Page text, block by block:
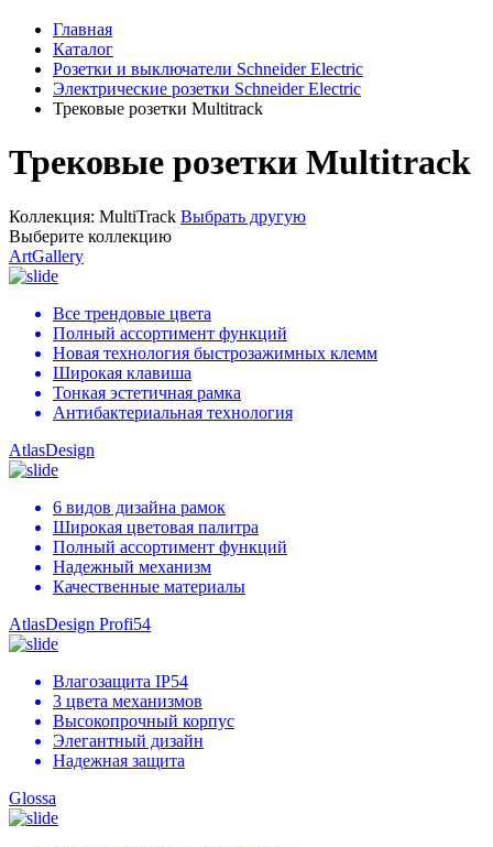
Главная
Каталог
Розетки и выключатели Schneider Electric
Электрические розетки Schneider Electric
Трековые розетки Multitrack
Трековые розетки Multitrack
Коллекция: MultiTrack Выбрать другую
Выберите коллекцию
ArtGallery
Все трендовые цвета
Полный ассортимент функций
Новая технология быстрозажимных клемм
Широкая клавиша
Тонкая эстетичная рамка
Антибактериальная технология
AtlasDesign
6 видов дизайна рамок
Широкая цветовая палитра
Полный ассортимент функций
Надежный механизм
Качественные материалы
AtlasDesign Profi54
Влагозащита IP54
3 цвета механизмов
Высокопрочный корпус
Элегантный дизайн
Надежная защита
Glossa